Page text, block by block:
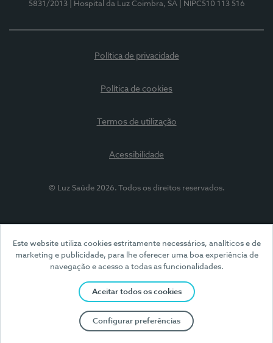
Este website utiliza cookies estritamente necessários, analíticos e de
marketing e publicidade, para lhe oferecer uma boa experiência de
navegação e acesso a todas as funcionalidades.
Aceitar todos os cookies
Configurar preferências
5831/2013
| Hospital da Luz Coimbra, SA | NIPC510 113 516
Política de privacidade
Política de cookies
Termos de utilização
Acessibilidade
© Luz Saúde 2026. Todos os direitos reservados.